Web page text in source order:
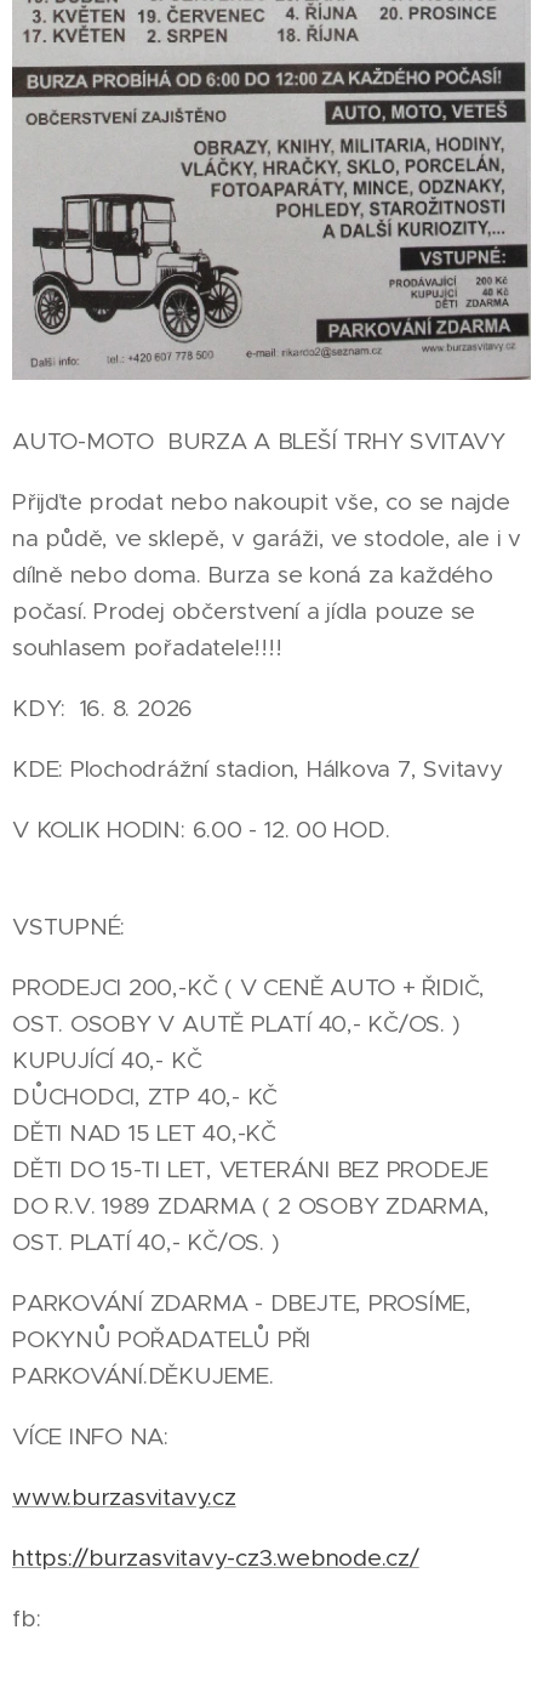
AUTO-MOTO BURZA A BLEŠÍ TRHY SVITAVY
Přijďte prodat nebo nakoupit vše, co se najde
na půdě, ve sklepě, v garáži, ve stodole, ale i v
dílně nebo doma. Burza se koná za každého
počasí. Prodej občerstvení a jídla pouze se
souhlasem pořadatele!!!!
KDY: 16. 8. 2026
KDE: Plochodrážní stadion, Hálkova 7, Svitavy
V KOLIK HODIN: 6.00 - 12. 00 HOD.
VSTUPNÉ:
PRODEJCI 200,-KČ ( V CENĚ AUTO + ŘIDIČ,
OST. OSOBY V AUTĚ PLATÍ 40,- KČ/OS. )
KUPUJÍCÍ 40,- KČ
DŮCHODCI, ZTP 40,- KČ
DĚTI NAD 15 LET 40,-KČ
DĚTI DO 15-TI LET, VETERÁNI BEZ PRODEJE
DO R.V. 1989 ZDARMA ( 2 OSOBY ZDARMA,
OST. PLATÍ 40,- KČ/OS. )
PARKOVÁNÍ ZDARMA - DBEJTE, PROSÍME,
POKYNŮ POŘADATELŮ PŘI
PARKOVÁNÍ.DĚKUJEME.
VÍCE INFO NA:
www.burzasvitavy.cz
https://burzasvitavy-cz3.webnode.cz/
fb: